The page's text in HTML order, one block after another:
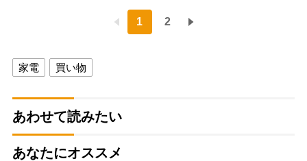
1 2
家電 買い物
あわせて読みたい
あなたにオススメ